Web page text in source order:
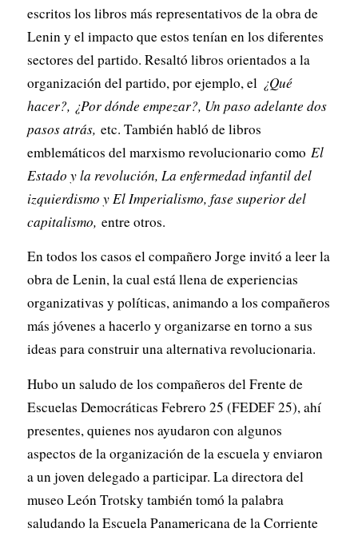
escritos los libros más representativos de la obra de
Lenin y el impacto que estos tenían en los diferentes
sectores del partido. Resaltó libros orientados a la
organización del partido, por ejemplo, el ¿Qué
hacer?, ¿Por dónde empezar?, Un paso adelante dos
pasos atrás, etc. También habló de libros
emblemáticos del marxismo revolucionario como El
Estado y la revolución, La enfermedad infantil del
izquierdismo y El Imperialismo, fase superior del
capitalismo, entre otros.
En todos los casos el compañero Jorge invitó a leer la
obra de Lenin, la cual está llena de experiencias
organizativas y políticas, animando a los compañeros
más jóvenes a hacerlo y organizarse en torno a sus
ideas para construir una alternativa revolucionaria.
Hubo un saludo de los compañeros del Frente de
Escuelas Democráticas Febrero 25 (FEDEF 25), ahí
presentes, quienes nos ayudaron con algunos
aspectos de la organización de la escuela y enviaron
a un joven delegado a participar. La directora del
museo León Trotsky también tomó la palabra
saludando la Escuela Panamericana de la Corriente